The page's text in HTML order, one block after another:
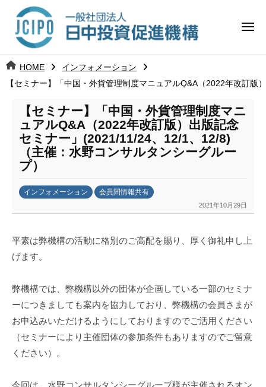
ツ 日
中
投
資
促
進
機
構
j
c
メ
HOME
インフォメーション
【セミナー】「中国・外貨管理制度マニュアルQ&A（2022年改訂
【セミナー】「中国・外貨管理制度マニ
ュアルQ&A（2022年改訂版）出版記念
セミナー」(2021/11/24、12/1、12/8)
（主催：水野コンサルタンシーグルー
プ）
インフォメーション 会員間情報共有
2021年10月29日
k
n
u
m
i
平素は弊機構の活動に格別のご高配を賜り、厚く御礼申し上
げます。
弊機構では、弊機構以外の団体が企画している一部のセミナ
ーにつきましても案内を協力しており、弊機構の会員さまが
お申込みいただけるようにしておりますのでご活用ください
（セミナーにより主催団体の参加条件もありますのでご留意
ください）。
日
中
資
機
構